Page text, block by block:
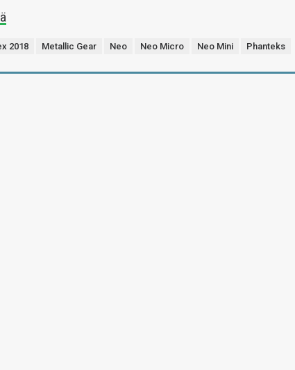
2018 Metallic Gear Neo Neo Micro Neo Mini Phanteks